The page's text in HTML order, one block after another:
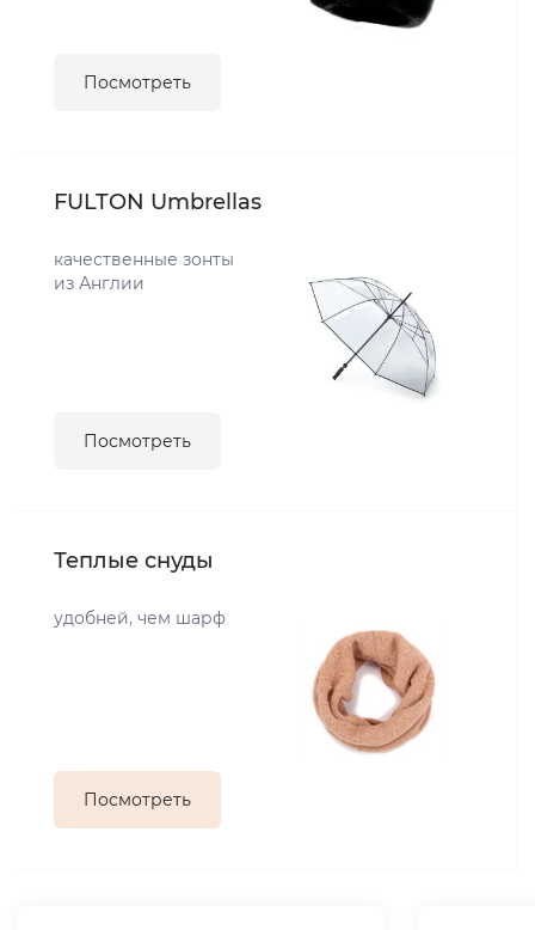
Посмотреть
FULTON Umbrellas
качественные зонты
из Англии
Посмотреть
Теплые снуды
удобней, чем шарф
Посмотреть